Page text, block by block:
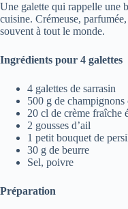
Une galette qui rappelle une
cuisine. Crémeuse,
souvent à tout le monde.
Ingrédients pour 4 galettes
4 galettes de sarrasin
500 g de champignons
20 cl de crème fraîche
2 gousses d’ail
1 petit bouquet de
30 g de beurre
Sel, poivre
Préparation